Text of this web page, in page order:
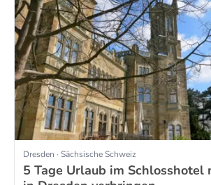
Dresden · Sächsische Schweiz
5 Tage Urlaub im Schlosshotel